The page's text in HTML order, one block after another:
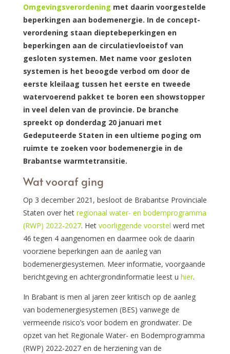
Omgevingsverordening met daarin voorgestelde
beperkingen aan bodemenergie. In de concept-
verordening staan dieptebeperkingen en
beperkingen aan de circulatievloeistof van
gesloten systemen. Met name voor gesloten
systemen is het beoogde verbod om door de
eerste kleilaag tussen het eerste en tweede
watervoerend pakket te boren een showstopper
in veel delen van de provincie. De branche
spreekt op donderdag 20 januari met
Gedeputeerde Staten in een ultieme poging om
ruimte te zoeken voor bodemenergie in de
Brabantse warmtetransitie.
Wat vooraf ging
Op 3 december 2021, besloot de Brabantse Provinciale
Staten over het regionaal water- en bodemprogramma
(RWP) 2022-2027. Het voorliggende voorstel werd met
46 tegen 4 aangenomen en daarmee ook de daarin
voorziene beperkingen aan de aanleg van
bodemenergiesystemen. Meer informatie, voorgaande
berichtgeving en achtergrondinformatie leest u hier.
In Brabant is men al jaren zeer kritisch op de aanleg
van bodemenergiesystemen (BES) vanwege de
vermeende risico’s voor bodem en grondwater. De
opzet van het Regionale Water- en Bodemprogramma
(RWP) 2022-2027 en de herziening van de